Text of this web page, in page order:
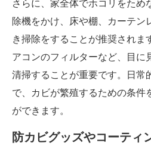
さらに、家全体でホコリをため
除機をかけ、床や棚、カーテン
き掃除をすることが推奨されま
アコンのフィルターなど、目に
清掃することが重要です。日常
で、カビが繁殖するための条件
ができます。
防カビグッズやコーティ